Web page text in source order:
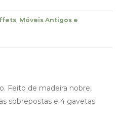
Móveis Antigos e
Feito de madeira nobre,
sobrepostas e 4 gavetas